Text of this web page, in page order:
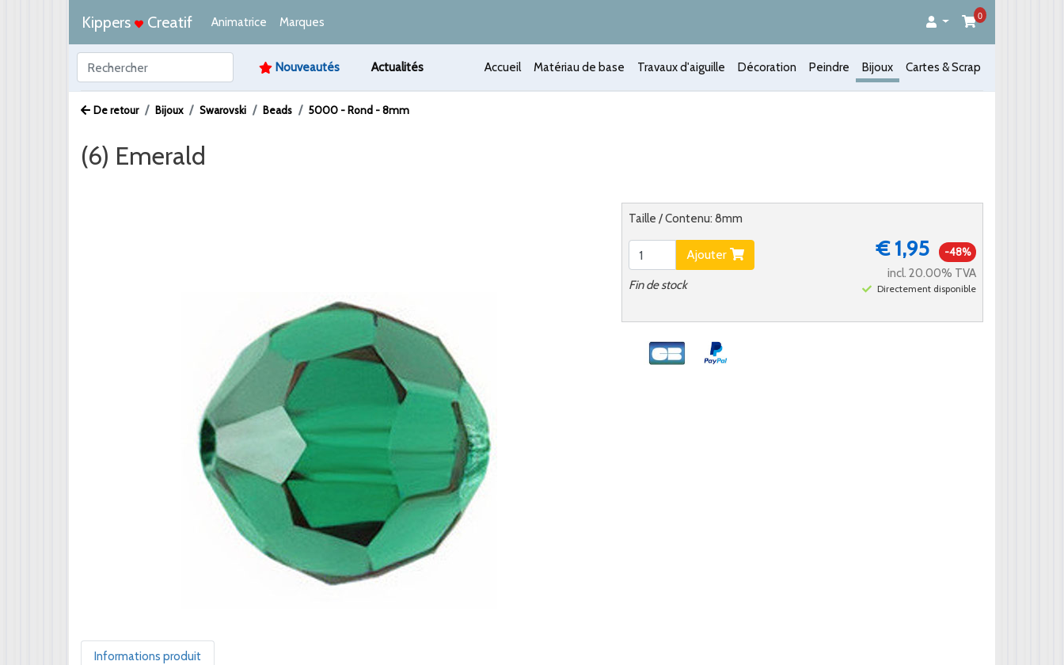
Kippers Creatif Animatrice Marques 0
Nouveautés Actualités Accueil Matériau de base Travaux d'aiguille Décoration Peindre Bijoux Cartes & Scrap
De retour Bijoux Swarovski Beads 5000 - Rond - 8mm
(6) Emerald
Taille / Contenu: 8mm
Ajouter
Fin de stock
€ 1,95 -48%
incl. 20.00% TVA
Directement disponible
Informations produit